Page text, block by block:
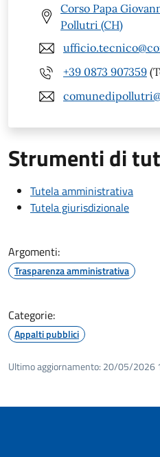
Corso Papa
Pollutri (CH)
+39 0873 907359
Strumenti di
Tutela amministrativa
Tutela giurisdizionale
Argomenti:
Trasparenza amministrativa
Categorie:
Appalti pubblici
Ultimo aggiornamento: 20/05/2026